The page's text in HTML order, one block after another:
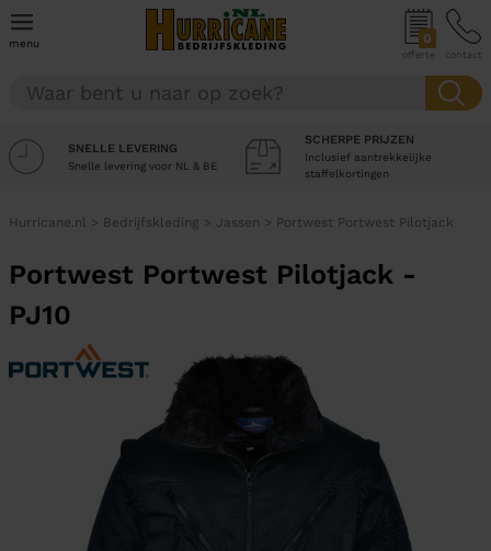
menu 0
offerte contact
SNELLE LEVERING
Snelle levering voor NL & BE
SCHERPE PRIJZEN
Inclusief aantrekkelijke
staffelkortingen
Hurricane.nl > Bedrijfskleding > Jassen > Portwest Portwest Pilotjack
Portwest Portwest Pilotjack -
PJ10